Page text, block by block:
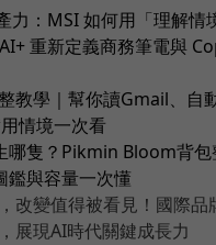
力：MSI 如何用「理解情
重新定義商務筆電與
教學｜幫你讀Gmail、自
情境一次看
哪隻？Pikmin Bloom背包
鑑與容量一次懂
改變值得被看見！國際品
展現AI時代關鍵成長力